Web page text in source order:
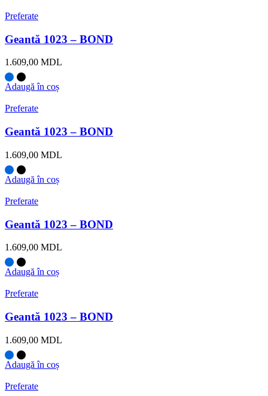
Preferate
Geantă 1023 – BOND
1.609,00 MDL
Adaugă în coș
Preferate
Geantă 1023 – BOND
1.609,00 MDL
Adaugă în coș
Preferate
Geantă 1023 – BOND
1.609,00 MDL
Adaugă în coș
Preferate
Geantă 1023 – BOND
1.609,00 MDL
Adaugă în coș
Preferate